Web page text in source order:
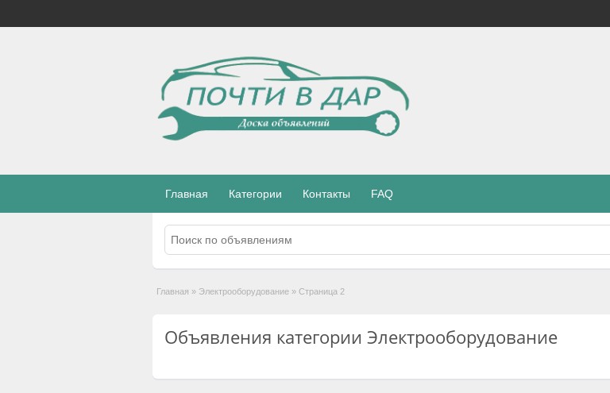
Главная Категории Контакты FAQ
Главная » Электрооборудование » Страница 2
Объявления категории Электрооборудование